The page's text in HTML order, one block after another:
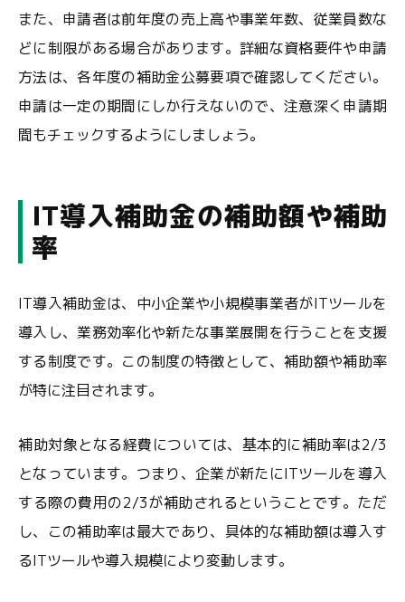
また、申請者は前年度の売上高や事業年数、従業員数な
どに制限がある場合があります。詳細な資格要件や申請
方法は、各年度の補助金公募要項で確認してください。
申請は一定の期間にしか行えないので、注意深く申請期
間もチェックするようにしましょう。
IT導入補助金の補助額や補助
率
IT導入補助金は、中小企業や小規模事業者がITツールを
導入し、業務効率化や新たな事業展開を行うことを支援
する制度です。この制度の特徴として、補助額や補助率
が特に注目されます。
補助対象となる経費については、基本的に補助率は2/3
となっています。つまり、企業が新たにITツールを導入
する際の費用の2/3が補助されるということです。ただ
し、この補助率は最大であり、具体的な補助額は導入す
るITツールや導入規模により変動します。